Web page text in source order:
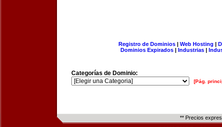
Registro de Dominios| Web Hosting |
Dominios Expirados | Industrias |
Categorías de Dominio:
[Pág.
** Precios